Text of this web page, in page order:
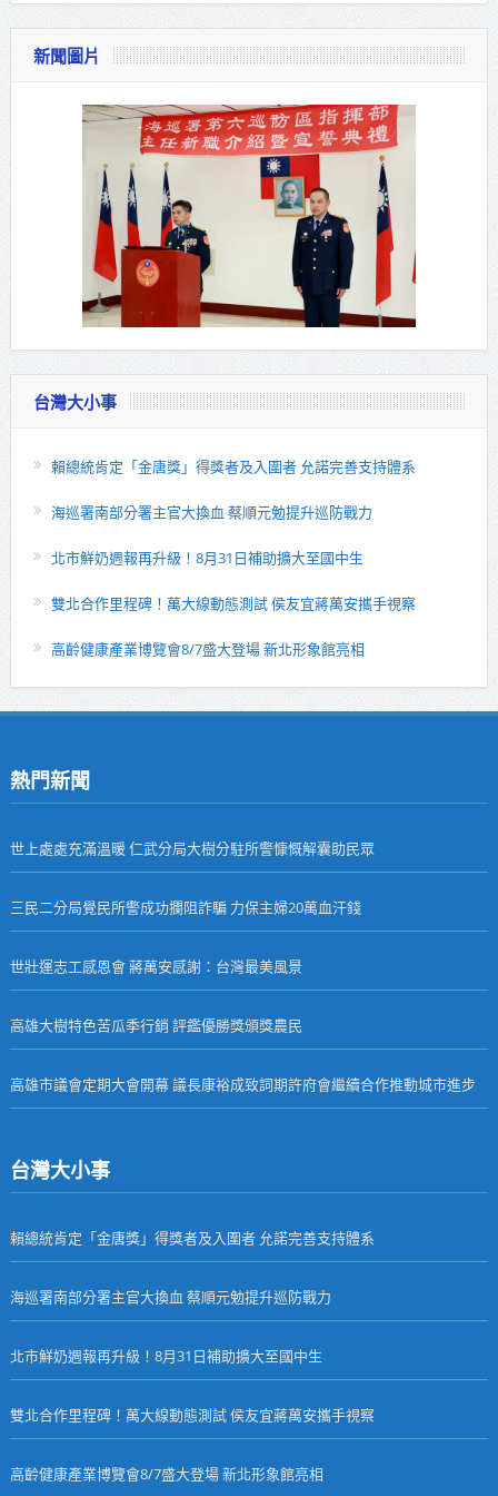
新聞圖片
台灣大小事
賴總統肯定「金唐獎」得獎者及入圍者 允諾完善支持體系
海巡署南部分署主官大換血 蔡順元勉提升巡防戰力
北市鮮奶週報再升級！8月31日補助擴大至國中生
雙北合作里程碑！萬大線動態測試 侯友宜蔣萬安攜手視察
高齡健康產業博覽會8/7盛大登場 新北形象館亮相
熱門新聞
世上處處充滿溫暖 仁武分局大樹分駐所警慷慨解囊助民眾
三民二分局覺民所警成功攔阻詐騙 力保主婦20萬血汗錢
世壯運志工感恩會 蔣萬安感謝：台灣最美風景
高雄大樹特色苦瓜季行銷 評鑑優勝獎頒獎農民
高雄市議會定期大會開幕 議長康裕成致詞期許府會繼續合作推動城市進步
台灣大小事
賴總統肯定「金唐獎」得獎者及入圍者 允諾完善支持體系
海巡署南部分署主官大換血 蔡順元勉提升巡防戰力
北市鮮奶週報再升級！8月31日補助擴大至國中生
雙北合作里程碑！萬大線動態測試 侯友宜蔣萬安攜手視察
高齡健康產業博覽會8/7盛大登場 新北形象館亮相